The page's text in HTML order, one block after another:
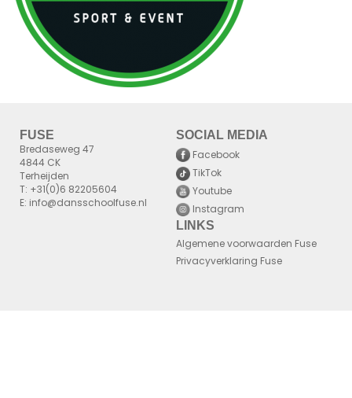
FUSE
Bredaseweg 47
4844 CK
Terheijden
T: +31(0)6 82205604
E: info@dansschoolfuse.nl
SOCIAL MEDIA
Facebook
TikTok
Youtube
Instagram
LINKS
Algemene voorwaarden Fuse
Privacyverklaring Fuse